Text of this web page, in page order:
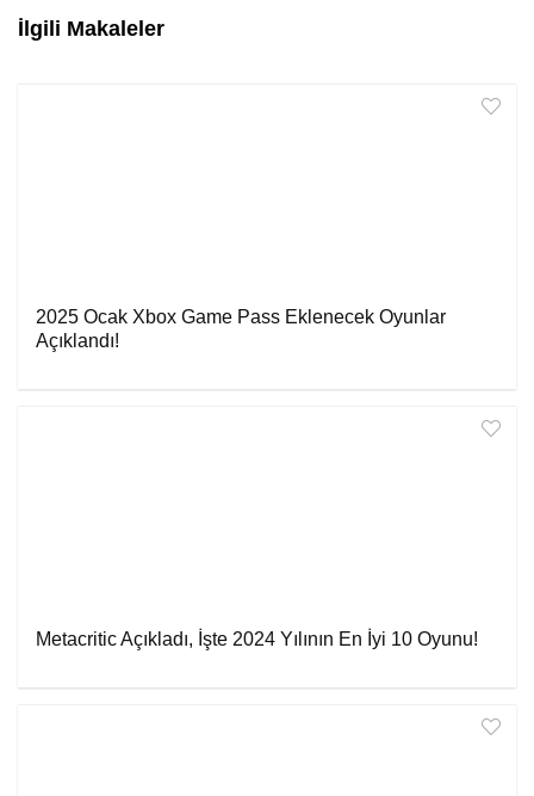
İlgili Makaleler
2025 Ocak Xbox Game Pass Eklenecek Oyunlar
Açıklandı!
Metacritic Açıkladı, İşte 2024 Yılının En İyi 10 Oyunu!